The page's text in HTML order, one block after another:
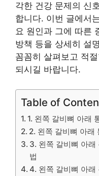
각한 건강 문제의 신
합니다. 이번 글에서
요 원인과 그에 따른
방책 등을 상세히 설
꼼꼼히 살펴보고 적
되시길 바랍니다.
Table of
1. 왼쪽 갈비뼈 아래
2. 왼쪽 갈비뼈 아래
3. 왼쪽 갈비뼈 아래
법
4. 왼쪽 갈비뼈 아래